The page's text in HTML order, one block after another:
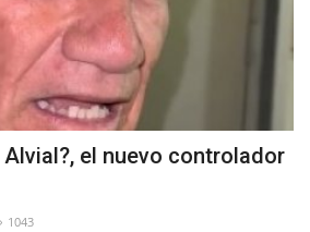
el nuevo controlador
1043